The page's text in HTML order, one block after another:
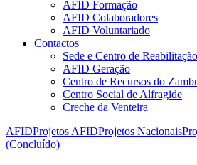
AFID Formação
AFID Colaboradores
AFID Voluntariado
Contactos
Sede e Centro de Reabilitação
AFID Geração
Centro de Recursos do
Centro Social de Alfragide
Creche da Venteira
AFIDProjetos AFIDProjetos Nacionais
(Concluído)